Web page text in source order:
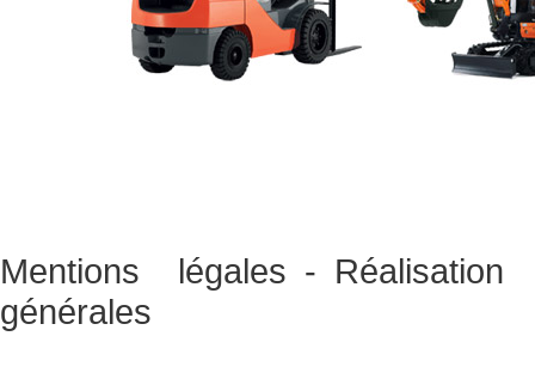
Mentions légales -
générales